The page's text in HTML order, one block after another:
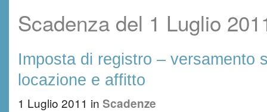
Scadenza del 1 Luglio
Imposta di registro – versamento
locazione e affitto
1 Luglio 2011 in Scadenze